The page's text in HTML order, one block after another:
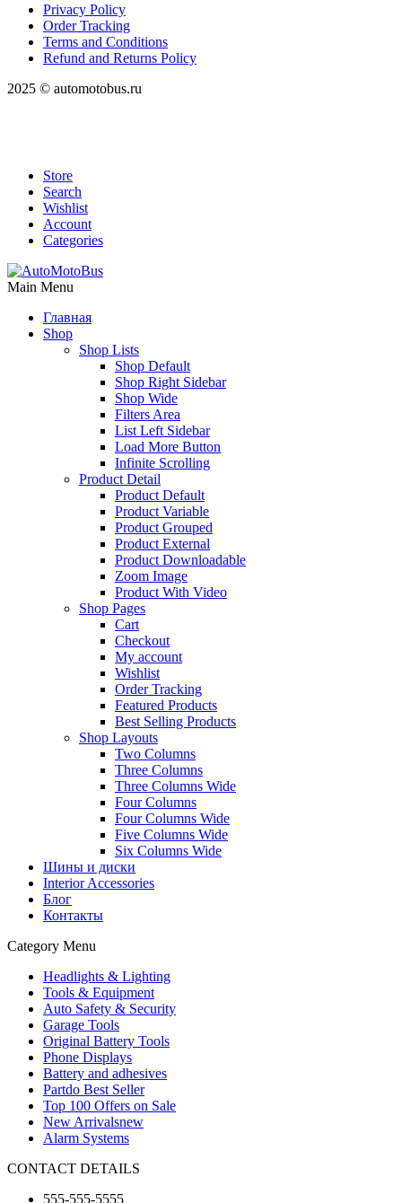
Privacy Policy
Order Tracking
Terms and Conditions
Refund and Returns Policy
2025 © automotobus.ru
Store
Search
Wishlist
Account
Categories
Main Menu
Главная
Shop
Shop Lists
Shop Default
Shop Right Sidebar
Shop Wide
Filters Area
List Left Sidebar
Load More Button
Infinite Scrolling
Product Detail
Product Default
Product Variable
Product Grouped
Product External
Product Downloadable
Zoom Image
Product With Video
Shop Pages
Cart
Checkout
My account
Wishlist
Order Tracking
Featured Products
Best Selling Products
Shop Layouts
Two Columns
Three Columns
Three Columns Wide
Four Columns
Four Columns Wide
Five Columns Wide
Six Columns Wide
Шины и диски
Interior Accessories
Блог
Контакты
Category Menu
Headlights & Lighting
Tools & Equipment
Auto Safety & Security
Garage Tools
Original Battery Tools
Phone Displays
Battery and adhesives
Partdo Best Seller
Top 100 Offers on Sale
New Arrivalsnew
Alarm Systems
CONTACT DETAILS
555-555-5555